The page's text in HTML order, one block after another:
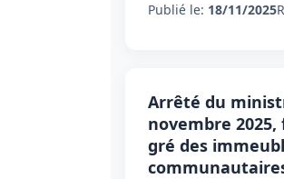
Publié le: 18/11/2025
Arrêté du
novembre
gré des